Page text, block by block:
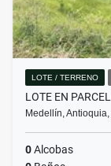
LOTE / TERRENO
LOTE EN
Medellín,
0Alcobas